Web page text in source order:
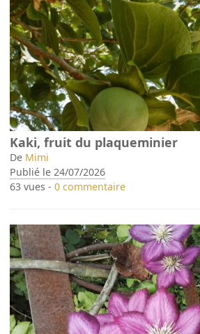
Kaki, fruit du plaqueminier
De Mimi
Publié le 24/07/2026
63 vues -0 commentaire